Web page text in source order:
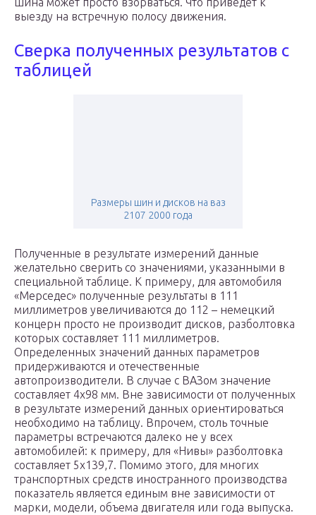
выезду на встречную полосу движения.
Сверка полученных результатов с
таблицей
Размеры шин и дисков на ваз
2107 2000 года
Полученные в результате измерений данные
желательно сверить со значениями, указанными в
специальной таблице. К примеру, для автомобиля
«Мерседес» полученные результаты в 111
миллиметров увеличиваются до 112 – немецкий
концерн просто не производит дисков, разболтовка
которых составляет 111 миллиметров.
Определенных значений данных параметров
придерживаются и отечественные
автопроизводители. В случае с ВАЗом значение
составляет 4х98 мм. Вне зависимости от полученных
в результате измерений данных ориентироваться
необходимо на таблицу. Впрочем, столь точные
параметры встречаются далеко не у всех
автомобилей: к примеру, для «Нивы» разболтовка
составляет 5х139,7. Помимо этого, для многих
транспортных средств иностранного производства
показатель является единым вне зависимости от
марки, модели, объема двигателя или года выпуска.